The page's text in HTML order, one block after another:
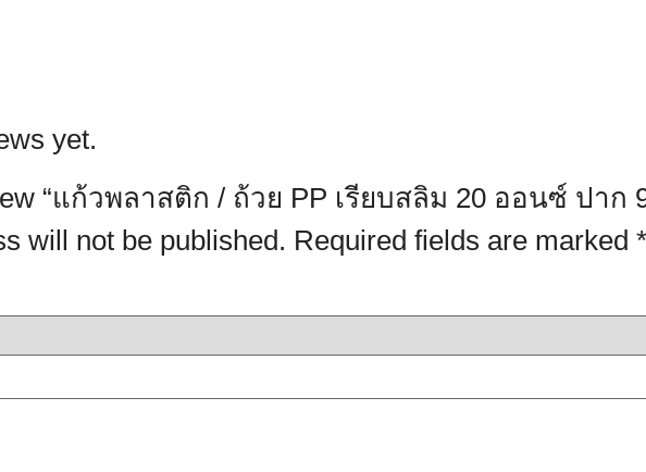
yet.
“แก้วพลาสติก / ถ้วย PP เรียบสลิม 20 ออนซ์ ปาก
will not be published. Required fields are marked *